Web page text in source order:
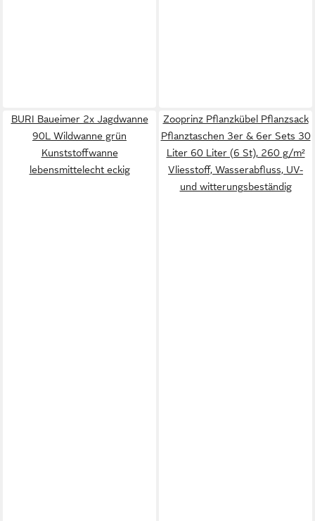
BURI Baueimer 2x Jagdwanne
90L Wildwanne grün
Kunststoffwanne
lebensmittelecht eckig
Zooprinz Pflanzkübel Pflanzsack
Pflanztaschen 3er & 6er Sets 30
Liter 60 Liter (6 St), 260 g/m²
Vliesstoff, Wasserabfluss, UV-
und witterungsbeständig